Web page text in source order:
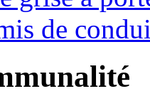
de